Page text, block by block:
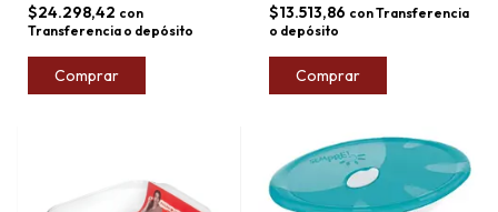
$24.298,42 con
Transferencia o depósito
$13.513,86 conTransferencia
o depósito